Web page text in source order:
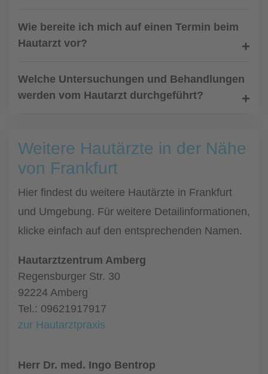
Wie bereite ich mich auf einen Termin beim
Hautarzt vor?
Welche Untersuchungen und Behandlungen
werden vom Hautarzt durchgeführt?
Weitere Hautärzte in der Nähe
von Frankfurt
Hier findest du weitere Hautärzte in Frankfurt
und Umgebung. Für weitere Detailinformationen,
klicke einfach auf den entsprechenden Namen.
Hautarztzentrum Amberg
Regensburger Str. 30
92224 Amberg
Tel.: 09621917917
zur Hautarztpraxis
Herr Dr. med. Ingo Bentrop